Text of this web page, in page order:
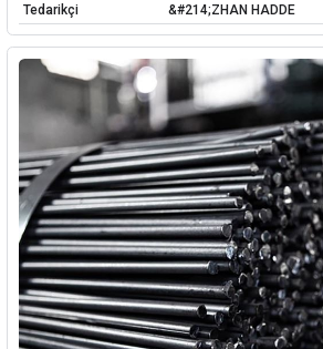
Tedarikçi
&#214;ZHAN HADDE